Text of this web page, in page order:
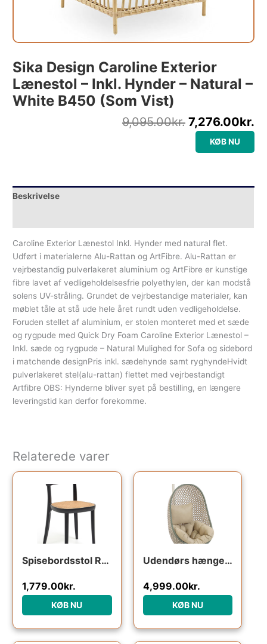
Sika Design Caroline Exterior
Lænestol – Inkl. Hynder – Natural –
White B450 (som Vist)
9,095.00kr. 7,276.00kr.
KØB NU
Beskrivelse
Caroline Exterior Lænestol Inkl. Hynder med natural flet.
Udført i materialerne Alu-Rattan og ArtFibre. Alu-Rattan er
vejrbestandig pulverlakeret aluminium og ArtFibre er kunstige
fibre lavet af vedligeholdelsesfrie polyethylen, der kan modstå
solens UV-stråling. Grundet de vejrbestandige materialer, kan
møblet tåle at stå ude hele året rundt uden vedligeholdelse.
Foruden stellet af aluminium, er stolen monteret med et sæde
og rygpude med Quick Dry Foam Caroline Exterior Lænestol –
Inkl. sæde og rygpude – Natural Mulighed for Sofa og sidebord
i matchende designPris inkl. sædehynde samt ryghyndeHvidt
pulverlakeret stel(alu-rattan) flettet med vejrbestandigt
Artfibre OBS: Hynderne bliver syet på bestilling, en længere
leveringstid kan derfor forekomme.
Relaterede varer
Spisebordsstol Romane fra Kave Home i massivt bøgetræ og rattan sort
1,779.00kr.
KØB NU
Udendørs hængestol Kave Home Cira i håndflettet polyrattan med beige hynder og pulverlakeret stålstativ
4,999.00kr.
KØB NU